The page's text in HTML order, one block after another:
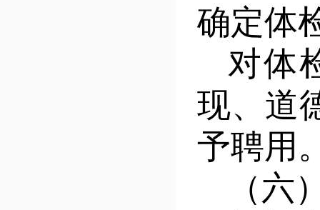
确定体
对体
现、道
予聘用
（六